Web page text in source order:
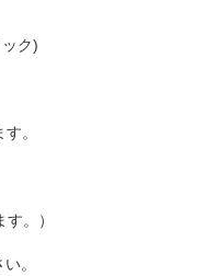
ク)
。
。）
。